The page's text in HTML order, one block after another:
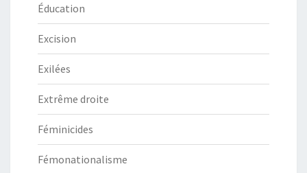
Éducation
Excision
Exilées
Extrême droite
Féminicides
Fémonationalisme